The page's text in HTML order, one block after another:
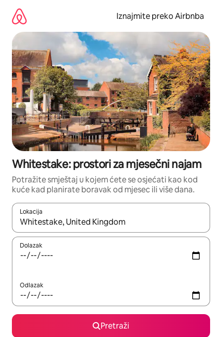
sadržaj
Iznajmite preko Airbnba
Whitestake: prostori za mjesečni najam
Potražite smještaj u kojem ćete se osjećati kao kod
kuće kad planirate boravak od mjesec ili više dana.
Lokacija
Kada budu dostupni rezultati, moći ćete ih pregledati
Dolazak
Odlazak
Pretraži